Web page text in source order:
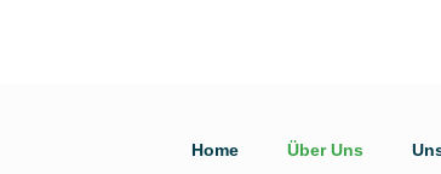
Home Über Uns